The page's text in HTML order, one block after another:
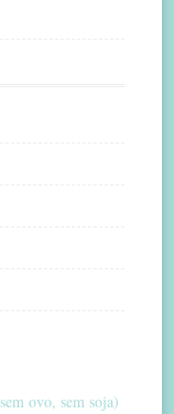
ovo, sem soja)